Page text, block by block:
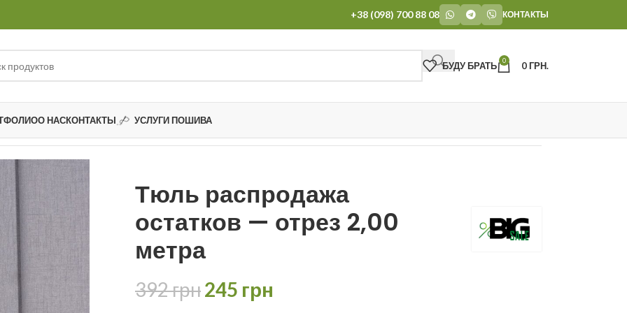
+38 (098) 700 88 08 КОНТАКТЫ
БУДУ БРАТЬ 0 0ГРН.
О НАСКОНТАКТЫ УСЛУГИ ПОШИВА
Тюль распродажа остатков — отрез 2,00 метра
Тюль распродажа
остатков — отрез 2,00
метра
392грн245 грн